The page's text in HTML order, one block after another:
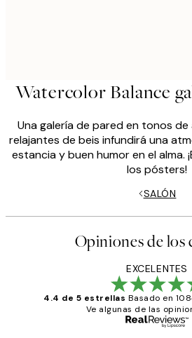
Watercolor Balance
Una galería de pared en tonos
relajantes de beis infundirá una
estancia y buen humor en el alma.
los pósters!
SALÓN
Opiniones de los
EXCELENTES
4.4 de 5 estrellas Basado en
Ve algunas de las